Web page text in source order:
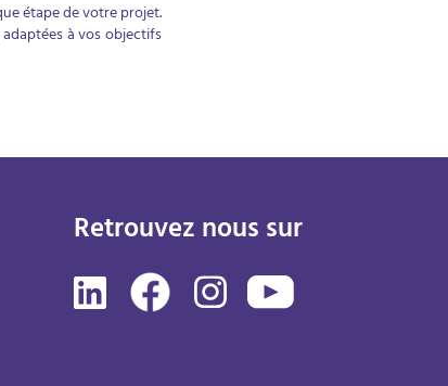
étape de votre projet.
à vos objectifs
Retrouvez nous sur